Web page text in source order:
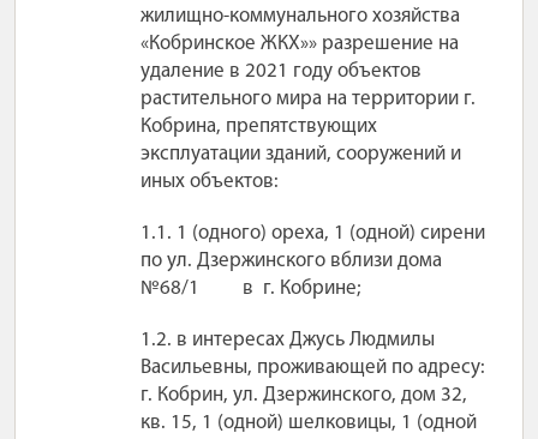
жилищно-коммунального хозяйства
«Кобринское ЖКХ»» разрешение на
удаление в 2021 году объектов
растительного мира на территории г.
Кобрина, препятствующих
эксплуатации зданий, сооружений и
иных объектов:
1.1. 1 (одного) ореха, 1 (одной) сирени
по ул. Дзержинского вблизи дома
№68/1 в г. Кобрине;
1.2. в интересах Джусь Людмилы
Васильевны, проживающей по адресу:
г. Кобрин, ул. Дзержинского, дом 32,
кв. 15, 1 (одной) шелковицы, 1 (одной